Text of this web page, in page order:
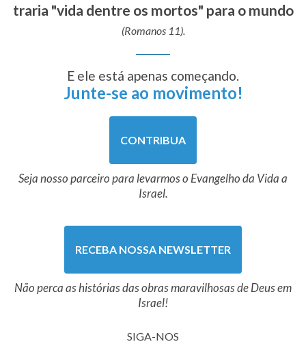
traria "vida dentre os mortos" para o mundo
(Romanos 11).
E ele está apenas começando.
Junte-se ao movimento!
CONTRIBUA
Seja nosso parceiro para levarmos o Evangelho da Vida a
Israel.
RECEBA NOSSA NEWSLETTER
Não perca as histórias das obras maravilhosas de Deus em
Israel!
SIGA-NOS